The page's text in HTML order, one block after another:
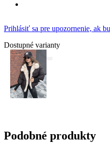
Prihlásiť sa pre upozornenie, ak
Dostupné varianty
Podobné produkty